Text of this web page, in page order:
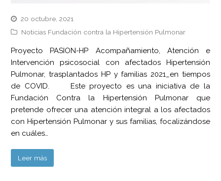
20 octubre, 2021
Noticias Fundación contra la Hipertensión Pulmonar
Proyecto PASION-HP Acompañamiento, Atención e
Intervención psicosocial con afectados Hipertensión
Pulmonar, trasplantados HP y familias 2021_en tiempos
de COVID. Este proyecto es una iniciativa de la
Fundación Contra la Hipertensión Pulmonar que
pretende ofrecer una atención integral a los afectados
con Hipertensión Pulmonar y sus familias, focalizándose
en cuáles…
Leer más